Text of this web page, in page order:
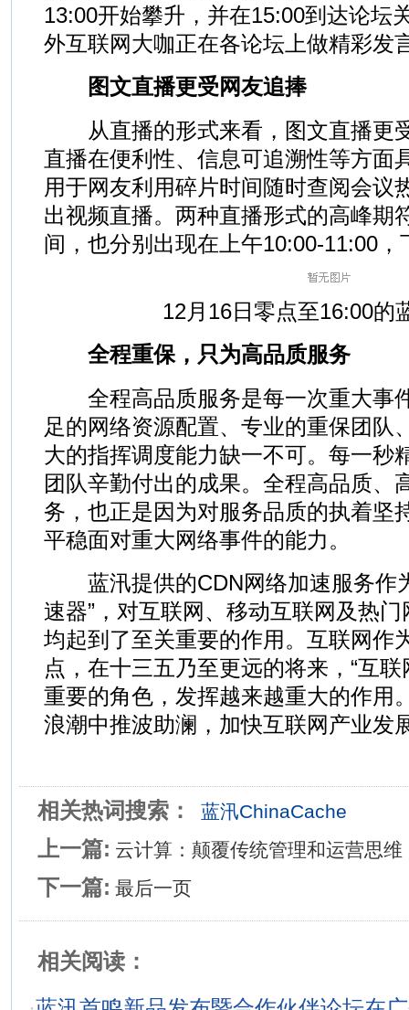
13:00开始攀升，并在15:00到达论坛
外互联网大咖正在各论坛上做精彩发
图文直播更受网友追捧
从直播的形式来看，图文直播更
直播在便利性、信息可追溯性等方面
用于网友利用碎片时间随时查阅会议
出视频直播。两种直播形式的高峰期
间，也分别出现在上午10:00-11:00，
12月16日零点至16:00的
全程重保，只为高品质服务
全程高品质服务是每一次重大事
足的网络资源配置、专业的重保团队
大的指挥调度能力缺一不可。每一秒
团队辛勤付出的成果。全程高品质、
务，也正是因为对服务品质的执着坚
平稳面对重大网络事件的能力。
蓝汛提供的CDN网络加速服务作
速器”，对互联网、移动互联网及热
均起到了至关重要的作用。互联网作
点，在十三五乃至更远的将来，“互
重要的角色，发挥越来越重大的作用
浪潮中推波助澜，加快互联网产业发
相关热词搜索： 蓝汛ChinaCache
上一篇: 云计算：颠覆传统管理和运营思维
下一篇: 最后一页
相关阅读：